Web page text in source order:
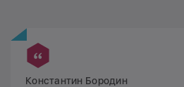
Константин Бородин